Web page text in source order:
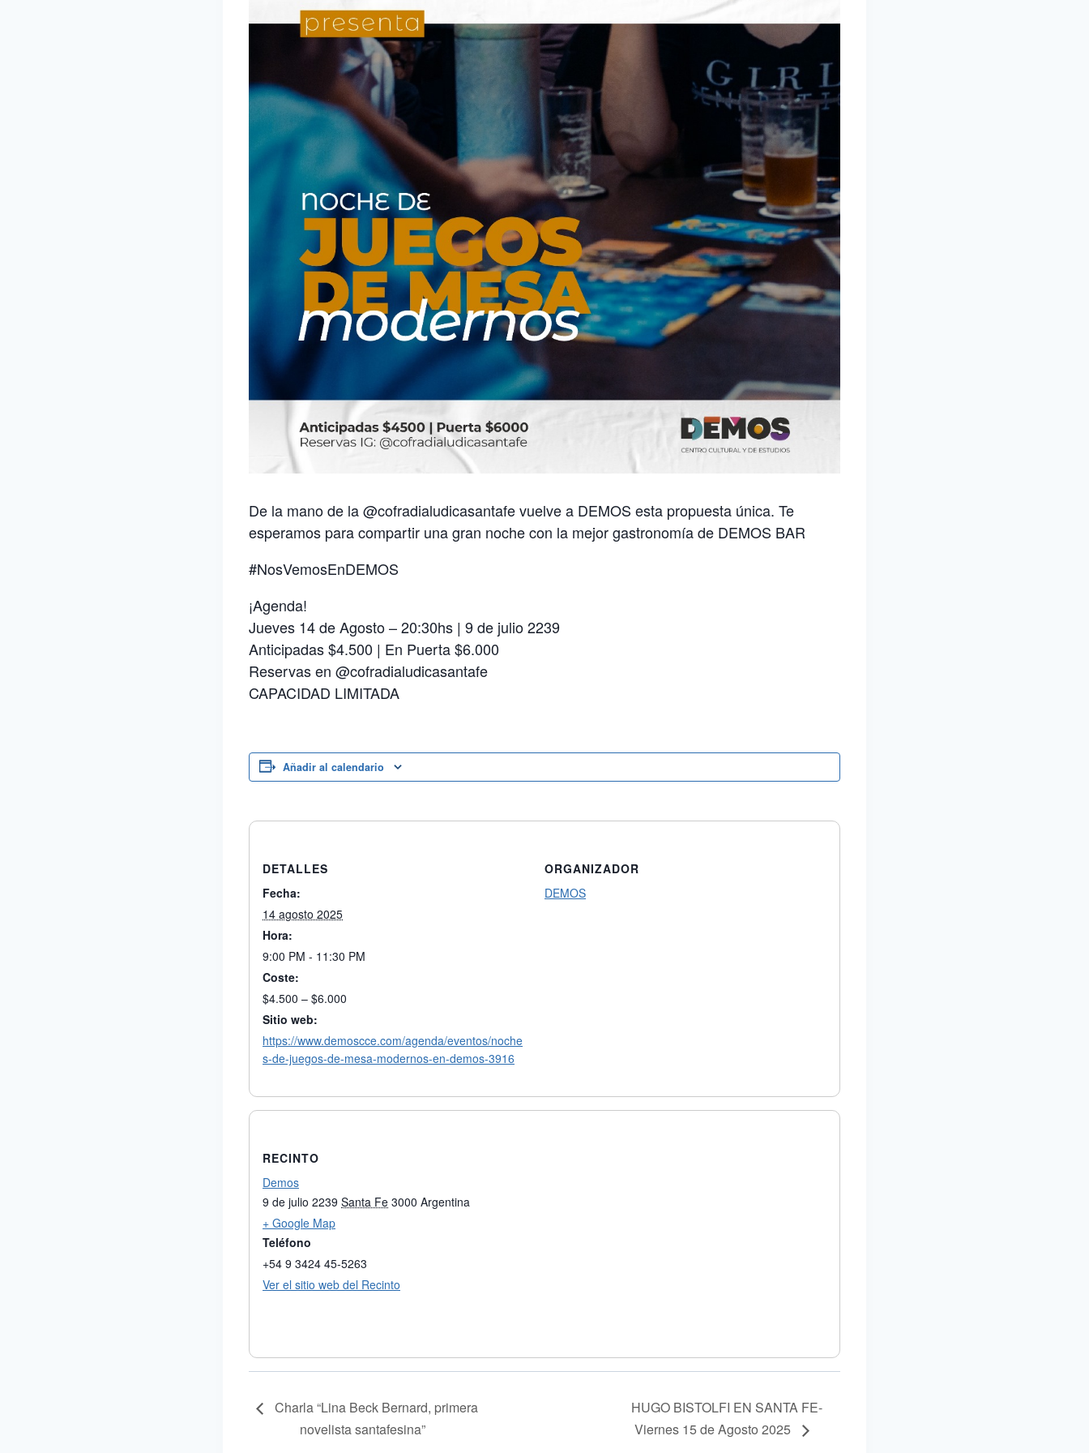
De la mano de la @cofradialudicasantafe vuelve a DEMOS esta propuesta única. Te
esperamos para compartir una gran noche con la mejor gastronomía de DEMOS BAR
#NosVemosEnDEMOS
¡Agenda!
Jueves 14 de Agosto – 20:30hs | 9 de julio 2239
Anticipadas $4.500 | En Puerta $6.000
Reservas en @cofradialudicasantafe
CAPACIDAD LIMITADA
Añadir al calendario
DETALLES
Fecha:
14 agosto 2025
Hora:
9:00 PM - 11:30 PM
Coste:
$4.500 – $6.000
Sitio web:
https://www.demoscce.com/agenda/eventos/noche
s-de-juegos-de-mesa-modernos-en-demos-3916
ORGANIZADOR
DEMOS
RECINTO
Demos
9 de julio 2239 Santa Fe 3000 Argentina
+ Google Map
Teléfono
+54 9 3424 45-5263
Ver el sitio web del Recinto
Charla “Lina Beck Bernard, primera
novelista santafesina”
HUGO BISTOLFI EN SANTA FE-
Viernes 15 de Agosto 2025